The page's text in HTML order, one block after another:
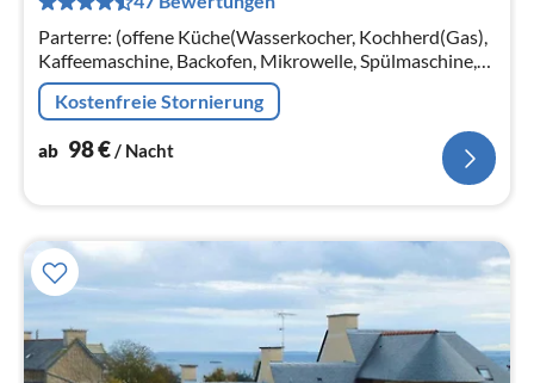
Parterre: (offene Küche(Wasserkocher, Kochherd(Gas),
Kaffeemaschine, Backofen, Mikrowelle, Spülmaschine,
Kühlschrank, Tiefkühlschrank)
Kostenfreie Stornierung
ab 98€/ Nacht